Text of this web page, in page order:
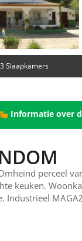
3 Slaapkamers
Informatie over
perceel
keuken.
Industrieel